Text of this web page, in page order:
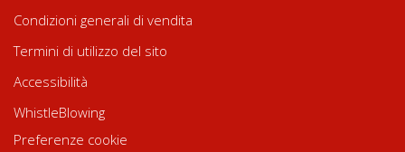
Condizioni generali di vendita
Termini di utilizzo del sito
Accessibilità
WhistleBlowing
Preferenze cookie